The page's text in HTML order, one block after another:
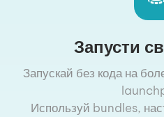
Запусти
Запускай без кода на
Используй bundles,